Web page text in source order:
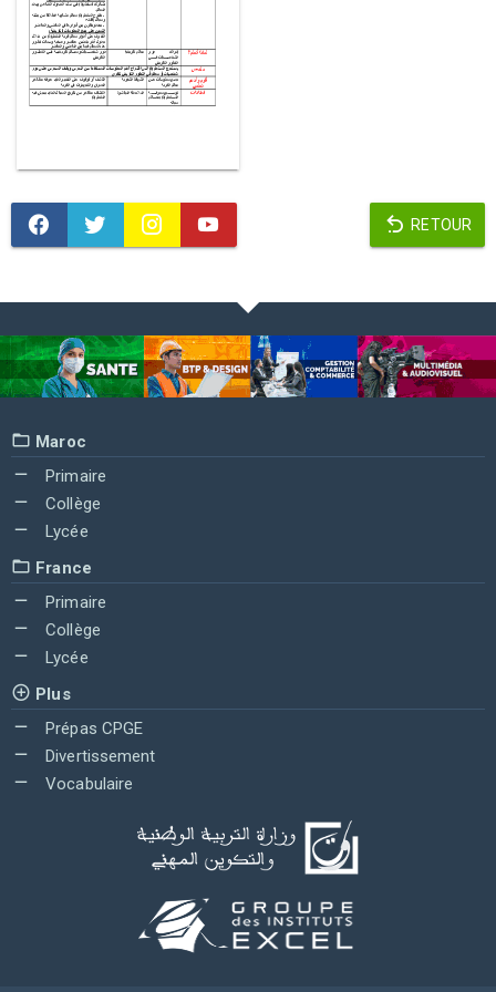
RETOUR
Maroc
Primaire
Collège
Lycée
France
Primaire
Collège
Lycée
Plus
Prépas CPGE
Divertissement
Vocabulaire